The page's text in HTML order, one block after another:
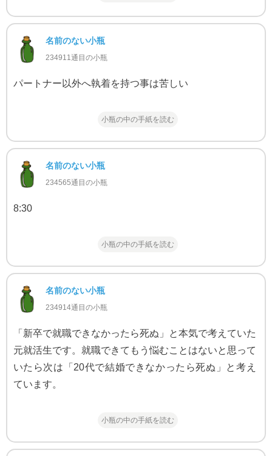
名前のない小瓶
234911通目の小瓶
パートナー以外へ執着を持つ事は苦しい
小瓶の中の手紙を読む
名前のない小瓶
234565通目の小瓶
8:30
小瓶の中の手紙を読む
名前のない小瓶
234914通目の小瓶
「新卒で就職できなかったら死ぬ」と本気で考えていた
元就活生です。就職できてもう悩むことはないと思って
いたら次は「20代で結婚できなかったら死ぬ」と考え
ています。
小瓶の中の手紙を読む